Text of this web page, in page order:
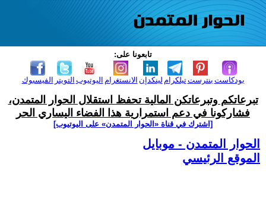
تابعونا على:
الفيسبوك التويتر اليوتيوب الانستغرام لينكدإن تيلكرامبنترست بودكاست
تبرعاتكم وتبرعاتكن المالية تحفظ استقلال الحوار المتمدن،
فشاركونا في دعم استمرارية هذا الفضاء اليساري الحر
[اشترك في قناة ‫«الحوار المتمدن» على اليوتيوب]
الحوار المتمدن - موبايل
الموقع الرئيسي